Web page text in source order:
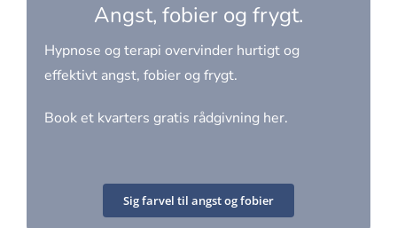
Angst, fobier og frygt.
Hypnose og terapi overvinder hurtigt og
effektivt angst, fobier og frygt.
Book et kvarters gratis rådgivning her.
Sig farvel til angst og fobier